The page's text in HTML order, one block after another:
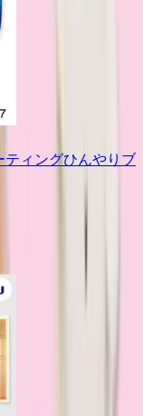
ィングひんやりブ